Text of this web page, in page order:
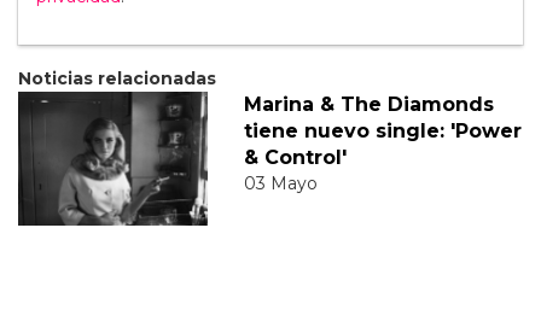
Noticias relacionadas
Marina & The Diamonds
tiene nuevo single: 'Power
& Control'
03 Mayo